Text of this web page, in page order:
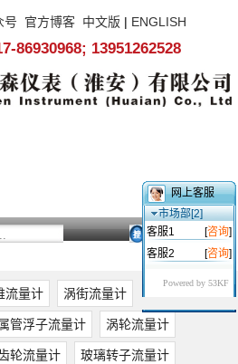
号 官方博客 中文版 | ENGLISH
86930968; 13951262528
流量计 涡街流量计
管浮子流量计 涡轮流量计
轮流量计 玻璃转子流量计
网上客服
市场部[2]
客服1
[咨询]
客服2
[咨询]
Powered by 53KF